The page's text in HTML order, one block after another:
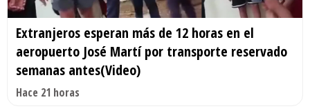
Extranjeros esperan más de 12 horas en el
aeropuerto José Martí por transporte reservado
semanas antes(Video)
Hace 21 horas